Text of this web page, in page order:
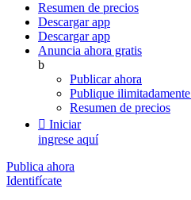
Resumen de precios
Descargar app
Descargar app
Anuncia ahora gratis
b
Publicar ahora
Publique ilimitadamente
Resumen de precios
 Iniciar
ingrese aquí
Publica ahora
Identifícate